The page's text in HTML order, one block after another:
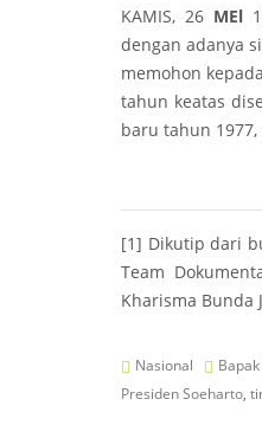
KAMIS, 26 MEl
dengan adanya
memohon
tahun keatas
baru tahun
[1] Dikutip dari
Team
Kharisma Bunda
Nasional
Presiden Soeharto,